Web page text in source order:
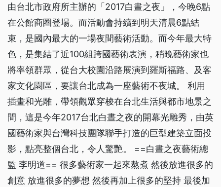
由台北市政府所主辦的「2017白晝之夜」，今晚6點
在公館商圈登場。而活動會持續到明天清晨6點結
束，是國內最大的一場夜間藝術活動。而今年最大特
色，是集結了近100組跨國藝術表演，稍晚藝術家也
將率領群眾，從台大校園沿路展演到羅斯福路、及客
家文化園區，要讓台北成為一座藝術不夜城。 利用
插畫和光雕，帶領觀眾穿梭在台北生活與都市地景之
間，這是今年2017台北白晝之夜的開幕光雕秀，由英
國藝術家與台灣科技團隊聯手打造的巨型建築立面投
影，點亮整個台北，令人驚艷。 ==白晝之夜藝術總
監 李明道== 很多藝術家一起來熬煮 然後放進很多的
創意 放進很多的夢想 然後再加上很多的堅持 最後加